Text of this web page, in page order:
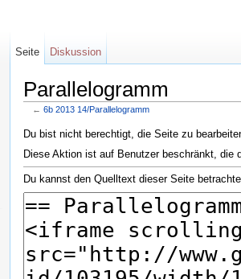
Parallelogramm
← 6b 2013 14/Parallelogramm
Du bist nicht berechtigt, die Seite zu
Diese Aktion ist auf Benutzer beschränkt, die
Du kannst den Quelltext dieser Seite
Seite Diskussion